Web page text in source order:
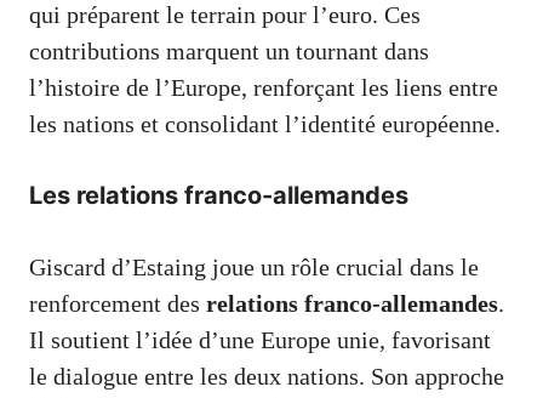
qui préparent le terrain pour l’euro. Ces
contributions marquent un tournant dans
l’histoire de l’Europe, renforçant les liens entre
les nations et consolidant l’identité européenne.
Les relations franco-allemandes
Giscard d’Estaing joue un rôle crucial dans le
renforcement des relations franco-allemandes.
Il soutient l’idée d’une Europe unie, favorisant
le dialogue entre les deux nations. Son approche